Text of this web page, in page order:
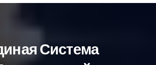
Система